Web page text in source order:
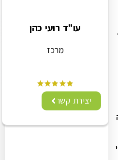
עו"ד רועי כהן
מרכז
יצירת קשר